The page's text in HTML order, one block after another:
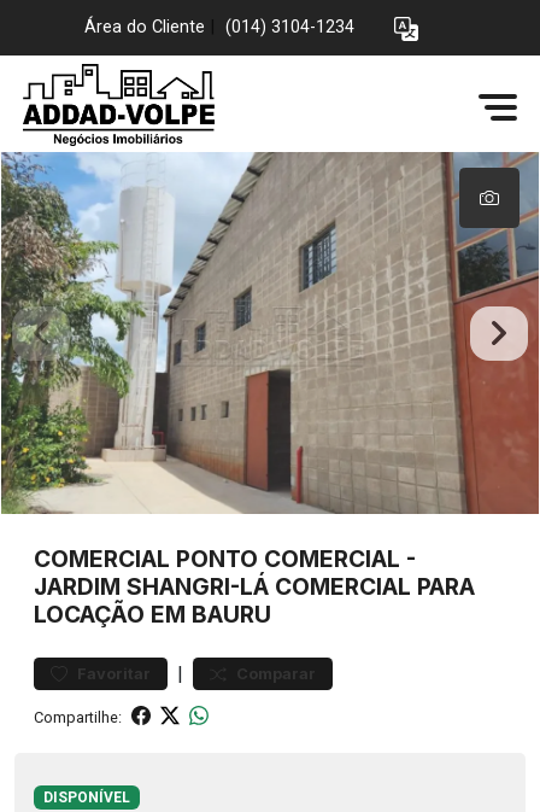
Área do Cliente (014) 3104-1234
COMERCIAL PONTO COMERCIAL -
JARDIM SHANGRI-LÁ COMERCIAL PARA
LOCAÇÃO EM BAURU
Favoritar | Comparar
Compartilhe:
DISPONÍVEL